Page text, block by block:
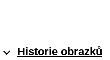
Historie obrazků